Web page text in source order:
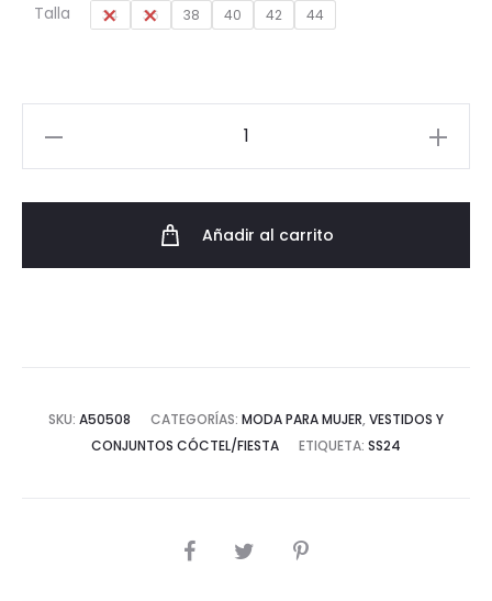
175,00€.140,00€.
Talla
34 36 38 40 42 44
Añadir al carrito
SKU: A50508 CATEGORÍAS: MODA PARA MUJER, VESTIDOS Y
CONJUNTOS CÓCTEL/FIESTA
ETIQUETA: SS24
COMPARTIR